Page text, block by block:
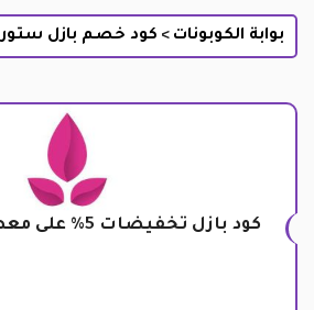
بوابة الكوبونات > كود خصم بازل ستور
كود بازل تخفيضات 5% على معطرات المفارش